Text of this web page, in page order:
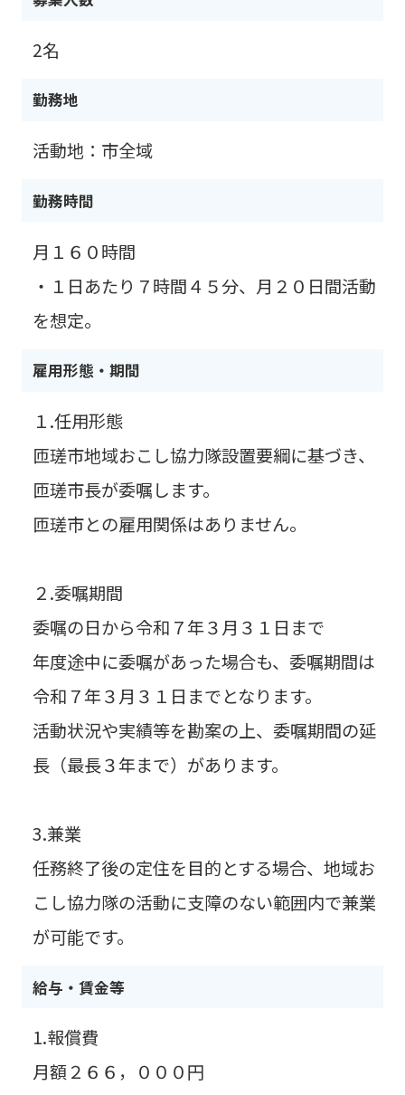
2名
勤務地
活動地：市全域
勤務時間
月１６０時間
・１日あたり７時間４５分、月２０日間活動
を想定。
雇用形態・期間
１.任用形態
匝瑳市地域おこし協力隊設置要綱に基づき、
匝瑳市長が委嘱します。
匝瑳市との雇用関係はありません。
２.委嘱期間
委嘱の日から令和７年３月３１日まで
年度途中に委嘱があった場合も、委嘱期間は
令和７年３月３１日までとなります。
活動状況や実績等を勘案の上、委嘱期間の延
長（最長３年まで）があります。
3.兼業
任務終了後の定住を目的とする場合、地域お
こし協力隊の活動に支障のない範囲内で兼業
が可能です。
給与・賃金等
1.報償費
月額２６６，０００円